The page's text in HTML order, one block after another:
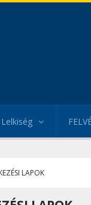
Lelkiség
LAPOK